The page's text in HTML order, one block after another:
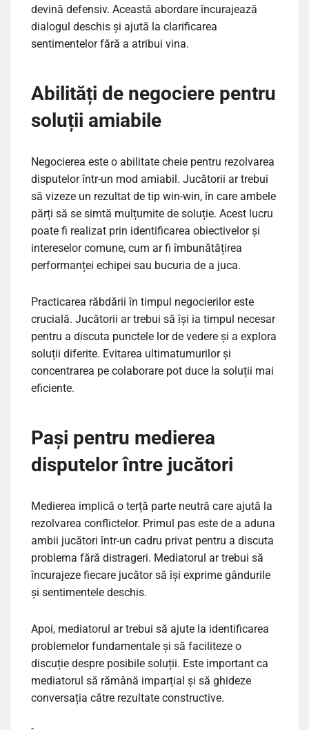
devină defensiv. Această abordare încurajează
dialogul deschis și ajută la clarificarea
sentimentelor fără a atribui vina.
Abilități de negociere pentru
soluții amiabile
Negocierea este o abilitate cheie pentru rezolvarea
disputelor într-un mod amiabil. Jucătorii ar trebui
să vizeze un rezultat de tip win-win, în care ambele
părți să se simtă mulțumite de soluție. Acest lucru
poate fi realizat prin identificarea obiectivelor și
intereselor comune, cum ar fi îmbunătățirea
performanței echipei sau bucuria de a juca.
Practicarea răbdării în timpul negocierilor este
crucială. Jucătorii ar trebui să își ia timpul necesar
pentru a discuta punctele lor de vedere și a explora
soluții diferite. Evitarea ultimatumurilor și
concentrarea pe colaborare pot duce la soluții mai
eficiente.
Pași pentru medierea
disputelor între jucători
Medierea implică o terță parte neutră care ajută la
rezolvarea conflictelor. Primul pas este de a aduna
ambii jucători într-un cadru privat pentru a discuta
problema fără distrageri. Mediatorul ar trebui să
încurajeze fiecare jucător să își exprime gândurile
și sentimentele deschis.
Apoi, mediatorul ar trebui să ajute la identificarea
problemelor fundamentale și să faciliteze o
discuție despre posibile soluții. Este important ca
mediatorul să rămână imparțial și să ghideze
conversația către rezultate constructive.